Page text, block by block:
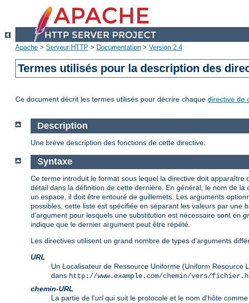
Apache > Serveur HTTP > Documentation > Version 2.4
Termes utilisés pour la description des
Ce document décrit les termes utilisés pour décrire chaque directive de
Description
Une brève description des fonctions de cette directive.
Syntaxe
Ce terme introduit le format sous lequel la directive doit
détail dans la définition de cette dernière. En général, le nom de
un espace, il doit être entouré de guillemets. Les arguments
possibles, cette liste est spécifiée en séparant les valeurs par
d'argument pour lesquels une substitution est nécessaire sont en
indique que le dernier argument peut être répété.
Les directives utilisent un grand nombre de types d'arguments
URL
Un Localisateur de Ressource Uniforme (Uniform
dans http://www.example.com/chemin/vers/
chemin-URL
La partie de l'urlqui suit le protocole et le nom d'hôte